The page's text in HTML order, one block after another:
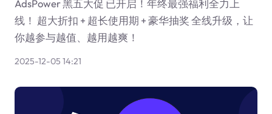
AdsPower 黑五大促 已开启！年终最强福利全力上
线！ 超大折扣 + 超长使用期 + 豪华抽奖 全线升级，让
你越参与越值、越用越爽！
2025-12-05 14:21